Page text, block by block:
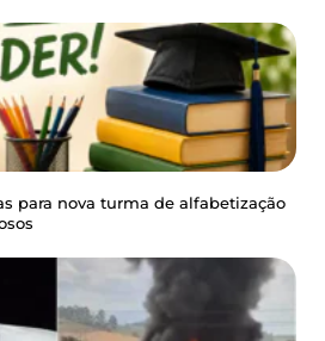
para nova turma de alfabetização